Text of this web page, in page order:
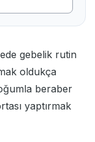
gebelik rutin
oldukça
beraber
yaptırmak